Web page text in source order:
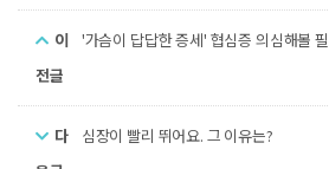
이
전글
'가슴이 답답한 증세' 협심증 의심해볼
다
심장이 빨리 뛰어요. 그 이유는?